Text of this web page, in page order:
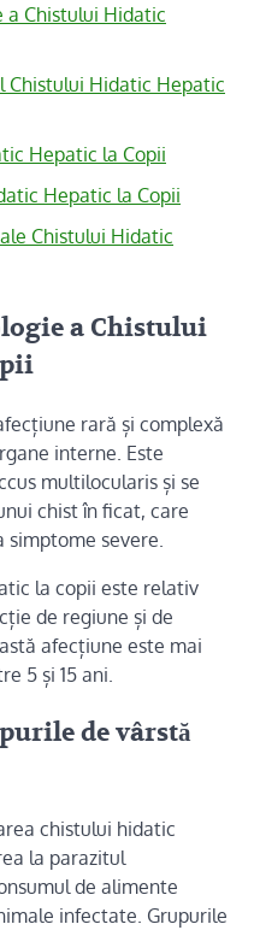
a Chistului Hidatic
Chistului Hidatic Hepatic
Hepatic la Copii
Hepatic la Copii
Chistului Hidatic
a Chistului
rară și complexă
interne. Este
multilocularis și se
chist în ficat, care
simptome severe.
la copii este relativ
de regiune și de
afecțiune este mai
5 și 15 ani.
de vârstă
chistului hidatic
la parazitul
de alimente
infectate. Grupurile